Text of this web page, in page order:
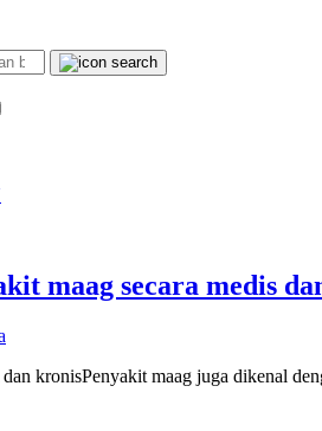
maag secara medis
Penyakit maag juga dikenal